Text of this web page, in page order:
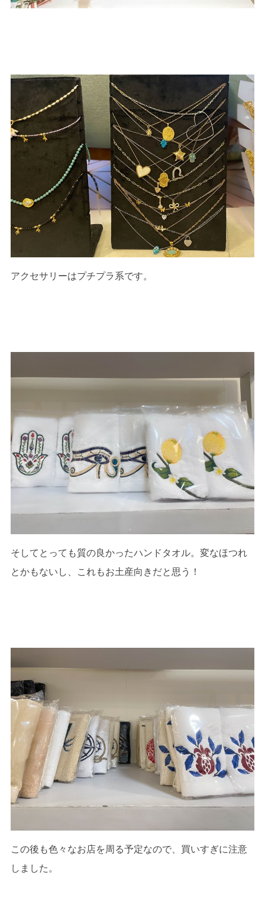
アクセサリーはプチプラ系です。
そしてとっても質の良かったハンドタオル。変なほつれ
とかもないし、これもお土産向きだと思う！
この後も色々なお店を周る予定なので、買いすぎに注意
しました。